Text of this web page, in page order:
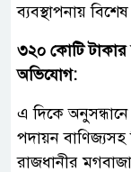
ব্যবস্থাপনায়
৩২০ কোটি টাকার
অভিযোগ:
এ দিকে
পদায়ন বাণিজ্যসহ
রাজধানীর